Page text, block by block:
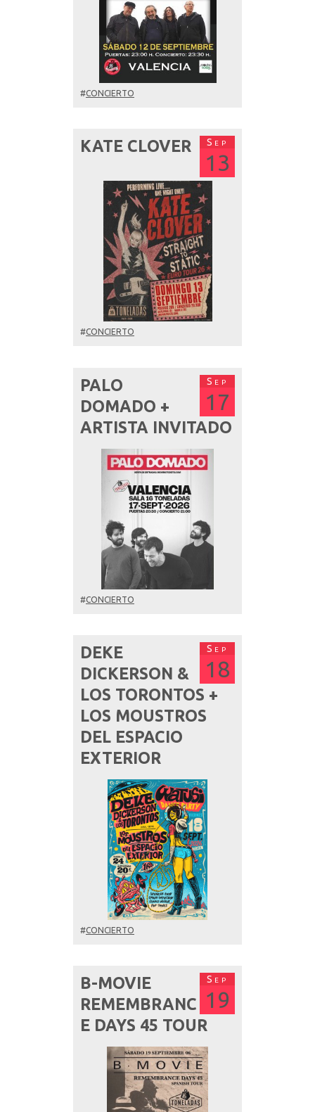
#CONCIERTO
Sep
13
KATE CLOVER
#CONCIERTO
Sep
17
PALO
DOMADO +
ARTISTA INVITADO
#CONCIERTO
Sep
18
DEKE
DICKERSON &
LOS TORONTOS +
LOS MOUSTROS
DEL ESPACIO
EXTERIOR
#CONCIERTO
Sep
19
B-MOVIE
REMEMBRANC
E DAYS 45 TOUR